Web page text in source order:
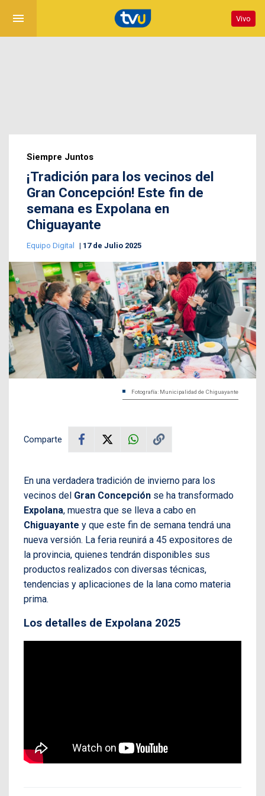
menu Vivo
Siempre Juntos
¡Tradición para los vecinos del
Gran Concepción! Este fin de
semana es Expolana en
Chiguayante
Equipo Digital 17 de Julio 2025
Fotografía: Municipalidad de Chiguayante
Comparte
En una verdadera tradición de invierno para los
vecinos del Gran Concepción se ha transformado
Expolana, muestra que se lleva a cabo en
Chiguayante y que este fin de semana tendrá una
nueva versión. La feria reunirá a 45 expositores de
la provincia, quienes tendrán disponibles sus
productos realizados con diversas técnicas,
tendencias y aplicaciones de la lana como materia
prima.
Los detalles de Expolana 2025